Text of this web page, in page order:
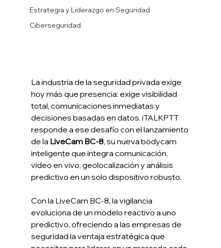
Estrategia y Liderazgo en Seguridad
Ciberseguridad
La industria de la seguridad privada exige
hoy más que presencia: exige visibilidad
total, comunicaciones inmediatas y
decisiones basadas en datos. iTALKPTT
responde a ese desafío con el lanzamiento
de la LiveCam BC-8, su nueva bodycam
inteligente que integra comunicación,
video en vivo, geolocalización y análisis
predictivo en un solo dispositivo robusto.
Con la LiveCam BC-8, la vigilancia
evoluciona de un modelo reactivo a uno
predictivo, ofreciendo a las empresas de
seguridad la ventaja estratégica que